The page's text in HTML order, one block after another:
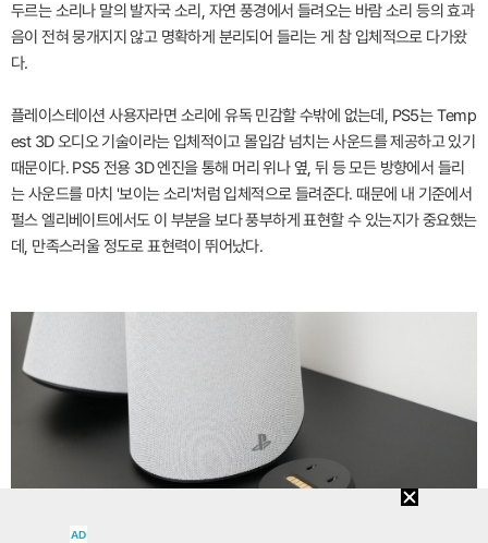
두르는 소리나 말의 발자국 소리, 자연 풍경에서 들려오는 바람 소리 등의 효과
음이 전혀 뭉개지지 않고 명확하게 분리되어 들리는 게 참 입체적으로 다가왔
다.
플레이스테이션 사용자라면 소리에 유독 민감할 수밖에 없는데, PS5는 Temp
est 3D 오디오 기술이라는 입체적이고 몰입감 넘치는 사운드를 제공하고 있기
때문이다. PS5 전용 3D 엔진을 통해 머리 위나 옆, 뒤 등 모든 방향에서 들리
는 사운드를 마치 '보이는 소리'처럼 입체적으로 들려준다. 때문에 내 기준에서
펄스 엘리베이트에서도 이 부분을 보다 풍부하게 표현할 수 있는지가 중요했는
데, 만족스러울 정도로 표현력이 뛰어났다.
AD